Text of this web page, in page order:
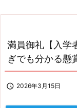
満員御礼【入学
ぎでも分かる懸
 2026年3月15日